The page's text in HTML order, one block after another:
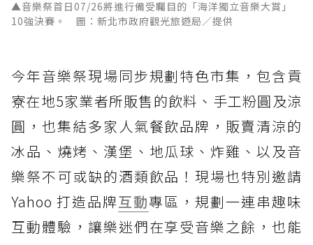
▲音樂祭首日07/26將進行備受矚目的「海洋獨立音樂大賞」
10強決賽。 圖：新北市政府觀光旅遊局／提供
今年音樂祭現場同步規劃特色市集，包含貢
寮在地5家業者所販售的飲料、手工粉圓及涼
圓，也集結多家人氣餐飲品牌，販賣清涼的
冰品、燒烤、漢堡、地瓜球、炸雞、以及音
樂祭不可或缺的酒類飲品！現場也特別邀請
Yahoo 打造品牌互動專區，規劃一連串趣味
互動體驗，讓樂迷們在享受音樂之餘，也能